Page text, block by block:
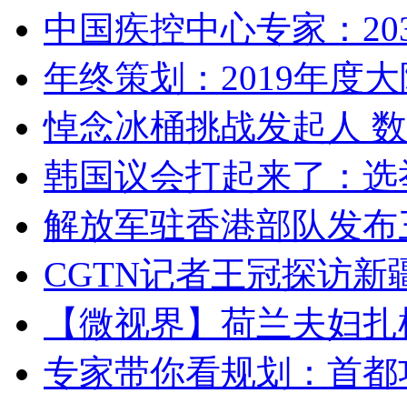
中国疾控中心专家：
年终策划：2019年度
悼念冰桶挑战发起人
韩国议会打起来了：
解放军驻香港部队发
CGTN记者王冠探访新
【微视界】荷兰夫妇
专家带你看规划：首